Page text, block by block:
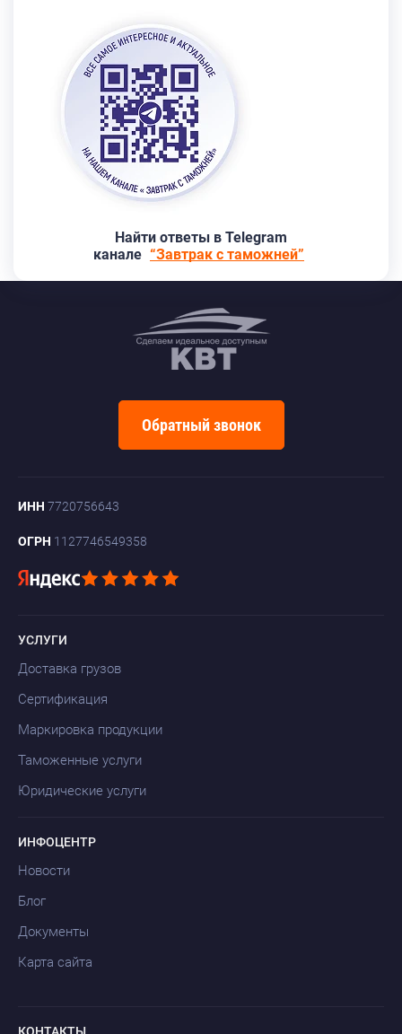
Найти ответы в Telegram
канале “Завтрак с таможней”
Обратный звонок
ИНН 7720756643
ОГРН 1127746549358
УСЛУГИ
Доставка грузов
Сертификация
Маркировка продукции
Таможенные услуги
Юридические услуги
ИНФОЦЕНТР
Новости
Блог
Документы
Карта сайта